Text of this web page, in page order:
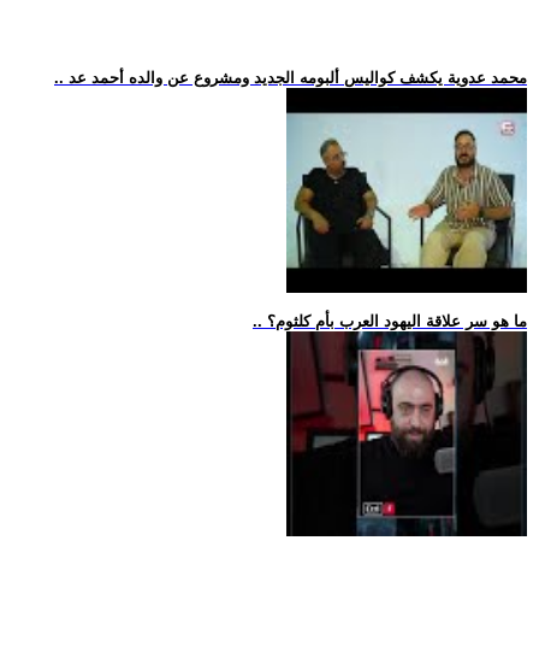
.. محمد عدوية يكشف كواليس ألبومه الجديد ومشروع عن والده أحمد عد
.. ما هو سر علاقة اليهود العرب بأم كلثوم؟